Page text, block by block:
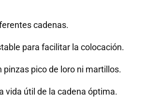
cadenas.
para facilitar la colocación.
pinzas pico de loro ni martillos.
vida útil de la cadena óptima.